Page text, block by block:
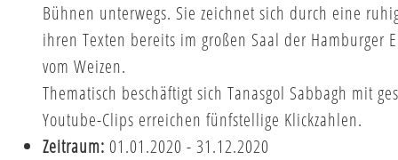
Bühnen unterwegs. Sie zeichnet sich durch eine
ihren Texten bereits im großen Saal der
vom Weizen.
Thematisch beschäftigt sich Tanasgol Sabbagh mit
Youtube-Clips erreichen fünfstellige Klickzahlen.
Zeitraum: 01.01.2020 - 31.12.2020